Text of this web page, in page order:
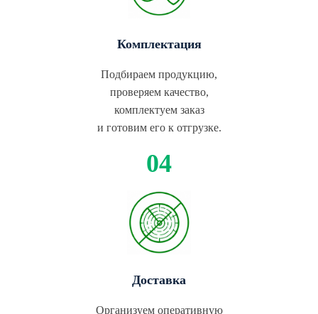
Комплектация
Подбираем продукцию,
проверяем качество,
комплектуем заказ
и готовим его к отгрузке.
Доставка
Организуем оперативную